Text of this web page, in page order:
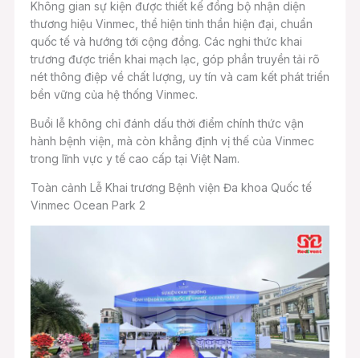
Không gian sự kiện được thiết kế đồng bộ nhận diện
thương hiệu Vinmec, thể hiện tinh thần hiện đại, chuẩn
quốc tế và hướng tới cộng đồng. Các nghi thức khai
trương được triển khai mạch lạc, góp phần truyền tải rõ
nét thông điệp về chất lượng, uy tín và cam kết phát triển
bền vững của hệ thống Vinmec.
Buổi lễ không chỉ đánh dấu thời điểm chính thức vận
hành bệnh viện, mà còn khẳng định vị thế của Vinmec
trong lĩnh vực y tế cao cấp tại Việt Nam.
Toàn cảnh Lễ Khai trương Bệnh viện Đa khoa Quốc tế
Vinmec Ocean Park 2